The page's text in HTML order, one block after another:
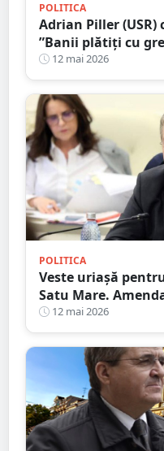
POLITICA
Adrian Piller
”Banii plătiți cu
mai fie aruncați pe
12 mai 2026
POLITICA
Veste uriașă
Satu Mare.
Govor trece de
12 mai 2026